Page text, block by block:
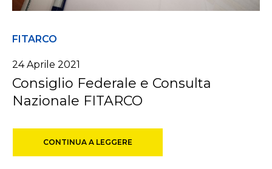
FITARCO
24 Aprile 2021
Consiglio Federale e Consulta
Nazionale FITARCO
CONTINUA A LEGGERE